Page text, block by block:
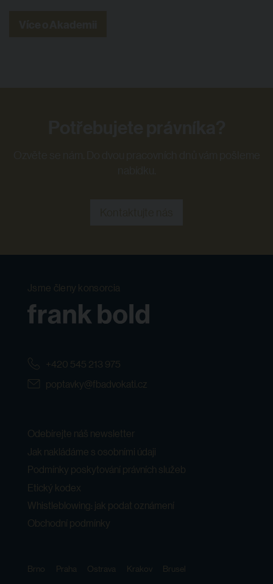
Jsme členy konsorcia
+420 545 213 975
poptavky@fbadvokati.cz
Odebírejte náš newsletter
Jak nakládáme s osobními údaji
Podmínky poskytování právních služeb
Etický kodex
Whistleblowing: jak podat oznámení
Obchodní podmínky
Brno Praha Ostrava Krakov Brusel